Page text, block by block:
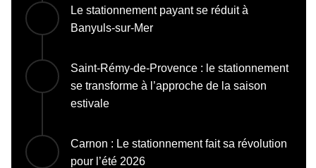
Le stationnement payant se réduit à
Banyuls-sur-Mer
Saint-Rémy-de-Provence : le stationnement
se transforme à l’approche de la saison
estivale
Carnon : Le stationnement fait sa révolution
pour l’été 2026